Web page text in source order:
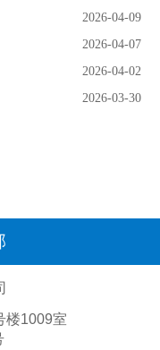
2026-04-09
2026-04-07
2026-04-02
2026-03-30
楼1009室